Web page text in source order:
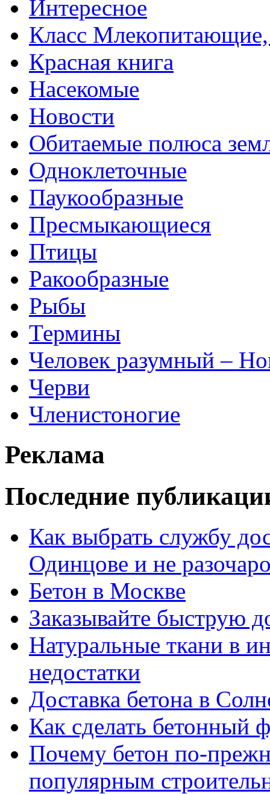
Интересное
Класс Млекопитающие,
Красная книга
Насекомые
Новости
Обитаемые полюса
Одноклеточные
Паукообразные
Пресмыкающиеся
Птицы
Ракообразные
Рыбы
Термины
Человек разумный –
Черви
Членистоногие
Реклама
Последние
Как выбрать службу
Одинцове и не
Бетон в Москве
Заказывайте быструю
Натуральные ткани в
недостатки
Доставка бетона в
Как сделать бетонный
Почему бетон по-
популярным